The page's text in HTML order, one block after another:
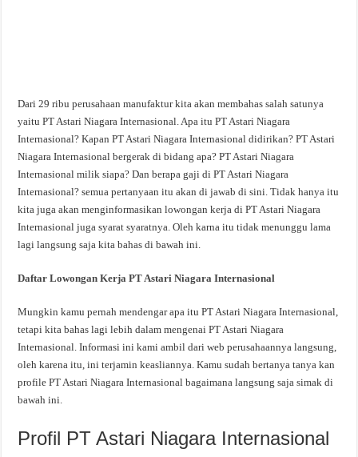
Dari 29 ribu perusahaan manufaktur kita akan membahas salah satunya
yaitu PT Astari Niagara Internasional. Apa itu PT Astari Niagara
Internasional? Kapan PT Astari Niagara Internasional didirikan? PT Astari
Niagara Internasional bergerak di bidang apa? PT Astari Niagara
Internasional milik siapa? Dan berapa gaji di PT Astari Niagara
Internasional? semua pertanyaan itu akan di jawab di sini. Tidak hanya itu
kita juga akan menginformasikan lowongan kerja di PT Astari Niagara
Internasional juga syarat syaratnya. Oleh karna itu tidak menunggu lama
lagi langsung saja kita bahas di bawah ini.
Daftar Lowongan Kerja PT Astari Niagara Internasional
Mungkin kamu pernah mendengar apa itu PT Astari Niagara Internasional,
tetapi kita bahas lagi lebih dalam mengenai PT Astari Niagara
Internasional. Informasi ini kami ambil dari web perusahaannya langsung,
oleh karena itu, ini terjamin keasliannya. Kamu sudah bertanya tanya kan
profile PT Astari Niagara Internasional bagaimana langsung saja simak di
bawah ini.
Profil PT Astari Niagara Internasional